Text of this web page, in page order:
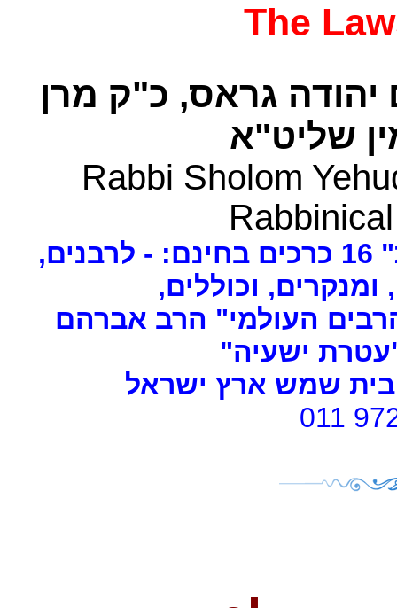
The
גראס, כ"ק מרן
שליט"א
Rabbi Sholom
ומנקרים, וכוללים,
העולמי" הרב אברהם
ישעיה"
שמש ארץ ישראל
011